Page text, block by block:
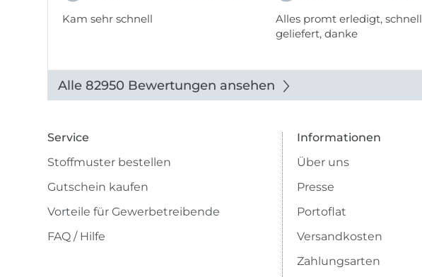
Kam sehr schnell
Alles promt erledigt, schnell
geliefert, danke
Alle 82950 Bewertungen ansehen
Service
Stoffmuster bestellen
Gutschein kaufen
Vorteile für Gewerbetreibende
FAQ / Hilfe
Informationen
Über uns
Presse
Portoflat
Versandkosten
Zahlungsarten